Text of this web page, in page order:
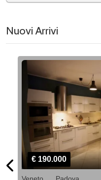
Nuovi Arrivi
€ 190.000